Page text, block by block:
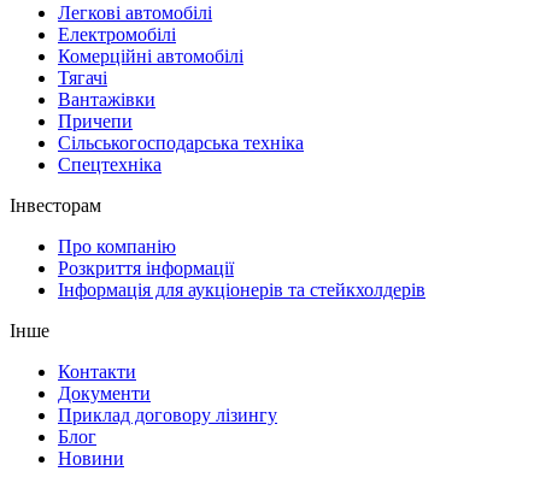
Легкові автомобілі
Електромобілі
Комерційні автомобілі
Тягачі
Вантажівки
Причепи
Сільськогосподарська техніка
Спецтехніка
Інвесторам
Про компанію
Розкриття інформації
Інформація для аукціонерів та стейкхолдерів
Інше
Контакти
Документи
Приклад договору лізингу
Блог
Новини